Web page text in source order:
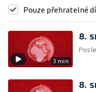
Pouze přehratelné
3 min
8.
8.